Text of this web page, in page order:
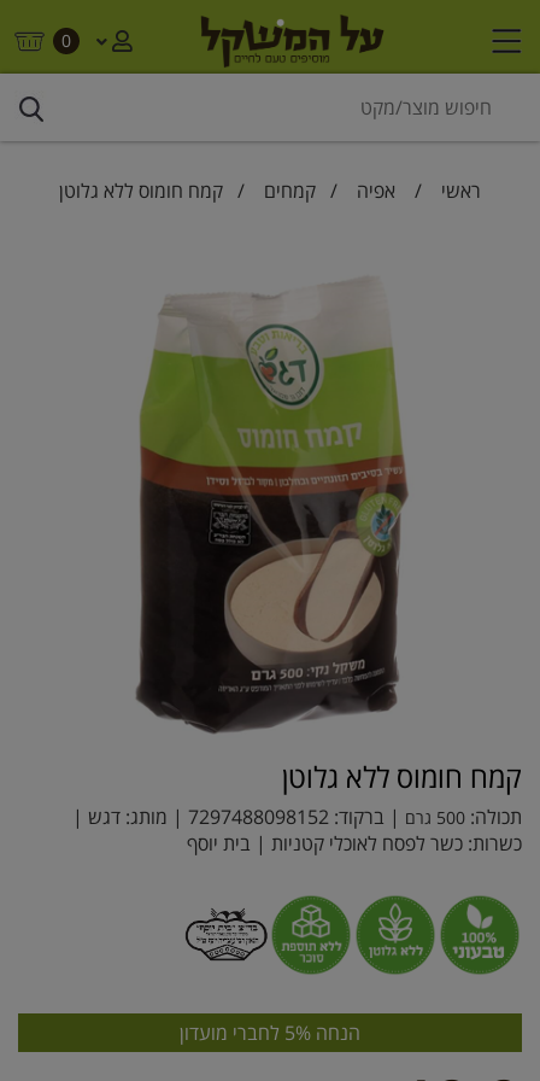
0
ראשי / אפיה / קמחים / קמח חומוס ללא גלוטן
קמח חומוס ללא גלוטן
תכולה: 500 גרם | ברקוד: 7297488098152 | מותג: דגש |
כשרות: כשר לפסח לאוכלי קטניות | בית יוסף
הנחה 5% לחברי מועדון